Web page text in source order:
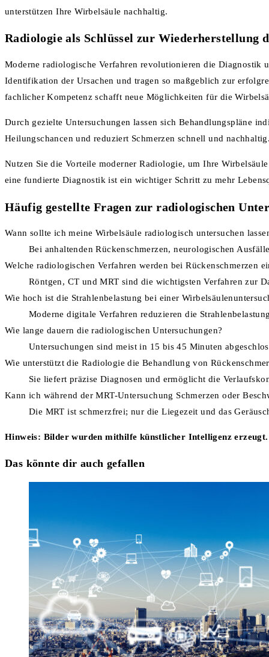
unterstützen Ihre Wirbelsäule nachhaltig.
Radiologie als Schlüssel zur Wiederherstellung
Moderne radiologische Verfahren revolutionieren die Diagnostik
Identifikation der Ursachen und tragen so maßgeblich zur
fachlicher Kompetenz schafft neue Möglichkeiten für die
Durch gezielte Untersuchungen lassen sich Behandlungspläne
Heilungschancen und reduziert Schmerzen schnell und
Nutzen Sie die Vorteile moderner Radiologie, um Ihre
eine fundierte Diagnostik ist ein wichtiger Schritt zu mehr
Häufig gestellte Fragen zur radiologischen
Wann sollte ich meine Wirbelsäule radiologisch untersuchen
Bei anhaltenden Rückenschmerzen, neurologischen
Welche radiologischen Verfahren werden bei Rückenschmerzen
Röntgen, CT und MRT sind die wichtigsten Verfahren zur
Wie hoch ist die Strahlenbelastung bei einer
Moderne digitale Verfahren reduzieren die
Wie lange dauern die radiologischen Untersuchungen?
Untersuchungen sind meist in 15 bis 45 Minuten
Wie unterstützt die Radiologie die Behandlung von
Sie liefert präzise Diagnosen und ermöglicht die
Kann ich während der MRT-Untersuchung Schmerzen oder
Die MRT ist schmerzfrei; nur die Liegezeit und das
Hinweis: Bilder wurden mithilfe künstlicher Intelligenz erzeugt.
Das könnte dir auch gefallen